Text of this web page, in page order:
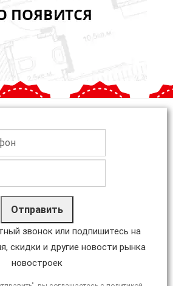
Отправить
звонок или подпишитесь на
скидки и другие новости рынка
новостроек